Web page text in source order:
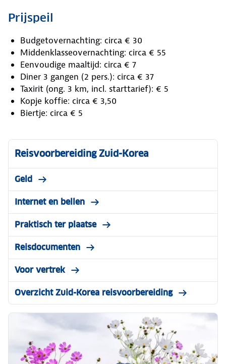
Prijspeil
Budgetovernachting: circa € 30
Middenklasseovernachting: circa € 55
Eenvoudige maaltijd: circa € 7
Diner 3 gangen (2 pers.): circa € 37
Taxirit (ong. 3 km, incl. starttarief): € 5
Kopje koffie: circa € 3,50
Biertje: circa € 5
Reisvoorbereiding Zuid-Korea
Geld
Internet en bellen
Praktisch ter plaatse
Reisdocumenten
Voor vertrek
Overzicht Zuid-Korea reisvoorbereiding